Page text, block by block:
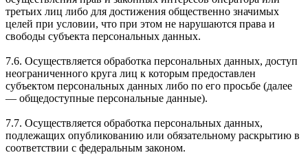
третьих лиц либо для достижения общественно значимых
целей при условии, что при этом не нарушаются права и
свободы субъекта персональных данных.
7.6. Осуществляется обработка персональных данных, доступ
неограниченного круга лиц к которым предоставлен
субъектом персональных данных либо по его просьбе (далее
— общедоступные персональные данные).
7.7. Осуществляется обработка персональных данных,
подлежащих опубликованию или обязательному раскрытию в
соответствии с федеральным законом.